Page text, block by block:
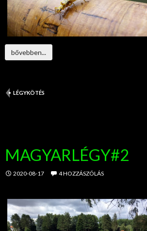
bővebben...
LÉGYKÖTÉS
MAGYARLÉGY#2
2020-08-17 4 HOZZÁSZÓLÁS